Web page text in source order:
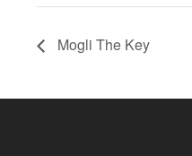
Mogli The Key